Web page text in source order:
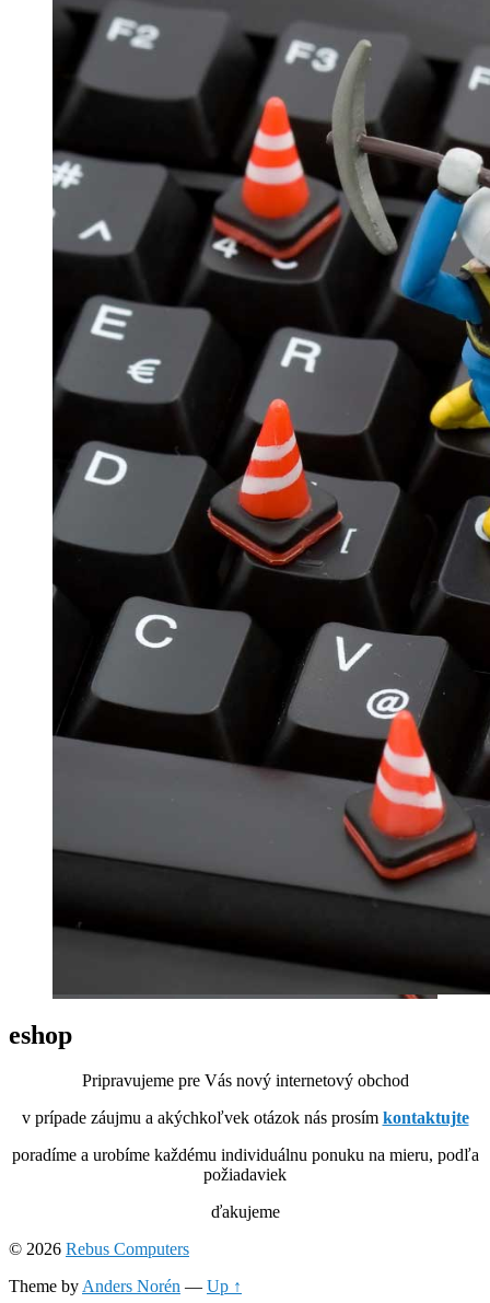
eshop
Pripravujeme pre Vás nový internetový obchod
v prípade záujmu a akýchkoľvek otázok nás prosím kontaktujte
poradíme a urobíme každému individuálnu ponuku na mieru, podľa
požiadaviek
ďakujeme
© 2026 Rebus Computers
Theme byAnders Norén — Up ↑